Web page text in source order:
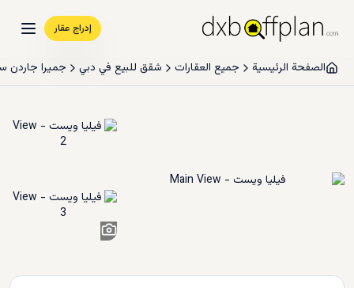
إدراج عقار
الصفحة الرئيسية جميع العقارات شقق للبيع في دبي جميرا جاردن